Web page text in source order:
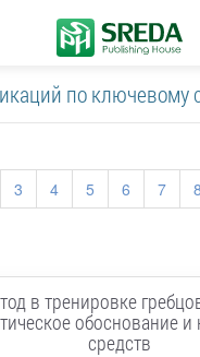
по ключевому
3 4 5 6 7 8
в тренировке
обоснование
средств